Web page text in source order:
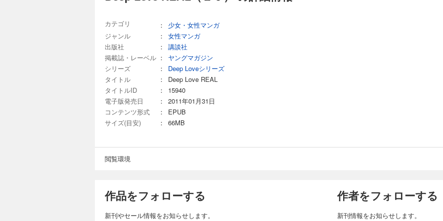
の嫉妬（しっと）と私怨（しえん）が暴走する!! 携帯小説の金字塔『Deep Love』の超進化型!!
Deep Love REAL（１５）
792円 (税込)
AV女優を太客にして新人としては異例の売り上げを記録したイケ面ホスト・五奏（ごそう）。上司の義
き）にも目をかけられ、問題児・十吉（とおきち）のフォローも任される。しかし、そんな五奏を同僚や
は妬（ねた）み、“AV成金”と陰口をたたく。店内での人間関係がギクシャクし、孤立していく五奏。さら
ちをかけるように十吉が最悪の事態を招く!!
完結
Deep Love REAL（１６）
て、その勢いは最高潮に達し、ナンバー１獲得は目前に迫っていた。しかし突如義之を激しい胸の痛み
Deep Love REAL（１７）
792円 (税込)
カテゴリ ：
少女・女性マンガ
ジャンル
：
女性マンガ
出版社
：
講談社
掲載誌・レーベル ：
ヤングマガジン
シリーズ
：
Deep Loveシリーズ
タイトル
：
Deep Love REAL
タイトルID
：
15940
電子版発売日
：
2011年01月31日
コンテンツ形式
：
EPUB
サイズ(目安)
： 66MB
閲覧環境
作品をフォローする
新刊やセール情報をお知らせします。
作者をフォローする
新刊情報をお知らせします。